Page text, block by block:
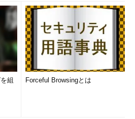
報
れたDEFCONがロケ地である。これ
とでこのエピソードのタイトルであ
Kind 」を入力し正解となった。
ろうか。それでは、間髪入れず次の
組
Forceful Browsingとは